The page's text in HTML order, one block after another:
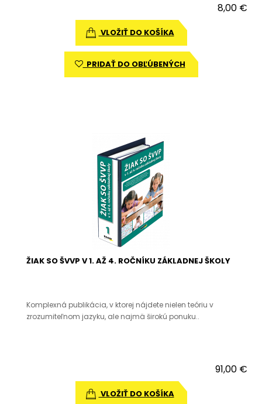
8,00 €
VLOŽIŤ DO KOŠÍKA
PRIDAŤ DO OBĽÚBENÝCH
ŽIAK SO ŠVVP V 1. AŽ 4. ROČNÍKU ZÁKLADNEJ ŠKOLY
Komplexná publikácia, v ktorej nájdete nielen teóriu v
zrozumiteľnom jazyku, ale najmä širokú ponuku..
91,00 €
VLOŽIŤ DO KOŠÍKA